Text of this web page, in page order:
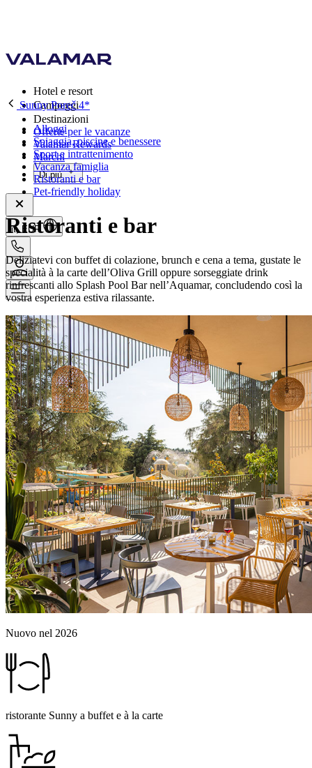
Hotel e resort
Campeggi
Destinazioni
Offerte per le vacanze
Valamar Rewards
Marchi
Di più
it, EUR
Sunny Poreč 4*
Alloggi
Spiaggia, piscine e benessere
Sport e intrattenimento
Vacanza famiglia
Ristoranti e bar
Pet-friendly holiday
Ristoranti e bar
Deliziatevi con buffet di colazione, brunch e cena a tema, gustate le
specialità à la carte dell’Oliva Grill oppure sorseggiate drink
rinfrescanti allo Splash Pool Bar nell’Aquamar, concludendo così la
vostra esperienza estiva rilassante.
Nuovo nel 2026
ristorante Sunny a buffet e à la carte